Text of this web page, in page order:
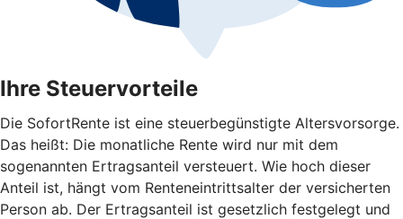
Ihre Steuervorteile
Die SofortRente ist eine steuerbegünstigte Altersvorsorge.
Das heißt: Die monatliche Rente wird nur mit dem
sogenannten Ertragsanteil versteuert. Wie hoch dieser
Anteil ist, hängt vom Renteneintrittsalter der versicherten
Person ab. Der Ertragsanteil ist gesetzlich festgelegt und